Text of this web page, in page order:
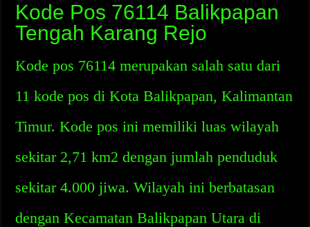
Kode Pos 76114 Balikpapan
Tengah Karang Rejo
Kode pos 76114 merupakan salah satu dari
11 kode pos di Kota Balikpapan, Kalimantan
Timur. Kode pos ini memiliki luas wilayah
sekitar 2,71 km2 dengan jumlah penduduk
sekitar 4.000 jiwa. Wilayah ini berbatasan
dengan Kecamatan Balikpapan Utara di